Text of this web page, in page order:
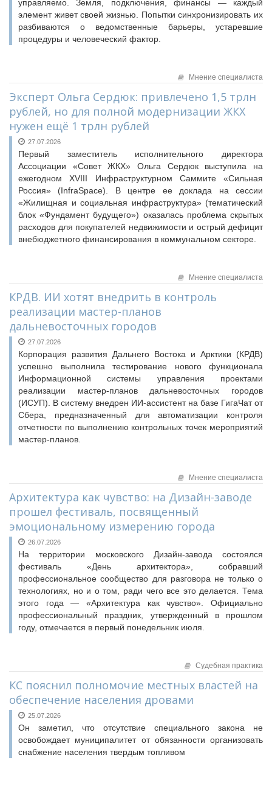
управляемо. Земля, подключения, финансы — каждый
элемент живет своей жизнью. Попытки синхронизировать их
разбиваются о ведомственные барьеры, устаревшие
процедуры и человеческий фактор.
Мнение специалиста
Эксперт Ольга Сердюк: привлечено 1,5 трлн
рублей, но для полной модернизации ЖКХ
нужен ещё 1 трлн рублей
27.07.2026
Первый заместитель исполнительного директора
Ассоциации «Совет ЖКХ» Ольга Сердюк выступила на
ежегодном XVIII Инфраструктурном Саммите «Сильная
Россия» (InfraSpace). В центре ее доклада на сессии
«Жилищная и социальная инфраструктура» (тематический
блок «Фундамент будущего») оказалась проблема скрытых
расходов для покупателей недвижимости и острый дефицит
внебюджетного финансирования в коммунальном секторе.
Мнение специалиста
КРДВ. ИИ хотят внедрить в контроль
реализации мастер-планов
дальневосточных городов
27.07.2026
Корпорация развития Дальнего Востока и Арктики (КРДВ)
успешно выполнила тестирование нового функционала
Информационной системы управления проектами
реализации мастер-планов дальневосточных городов
(ИСУП). В систему внедрен ИИ-ассистент на базе ГигаЧат от
Сбера, предназначенный для автоматизации контроля
отчетности по выполнению контрольных точек мероприятий
мастер-планов.
Мнение специалиста
Архитектура как чувство: на Дизайн-заводе
прошел фестиваль, посвященный
эмоциональному измерению города
26.07.2026
На территории московского Дизайн-завода состоялся
фестиваль «День архитектора», собравший
профессиональное сообщество для разговора не только о
технологиях, но и о том, ради чего все это делается. Тема
этого года — «Архитектура как чувство». Официально
профессиональный праздник, утвержденный в прошлом
году, отмечается в первый понедельник июля.
Судебная практика
КС пояснил полномочие местных властей на
обеспечение населения дровами
25.07.2026
Он заметил, что отсутствие специального закона не
освобождает муниципалитет от обязанности организовать
снабжение населения твердым топливом